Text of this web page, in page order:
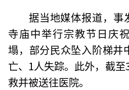
据当地媒体报道，事
寺庙中举行宗教节日庆
塌，部分民众坠入阶梯井
亡、1人失踪。此外，截
救并被送往医院。